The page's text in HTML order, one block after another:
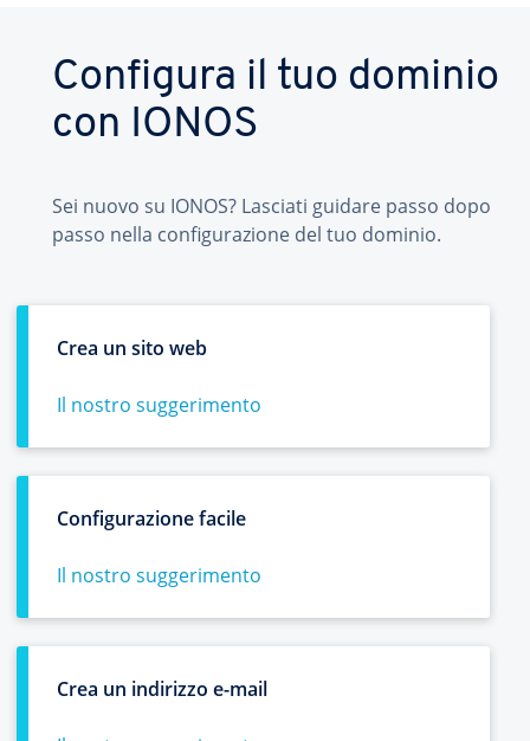
Configura il tuo dominio
con IONOS
Sei nuovo su IONOS? Lasciati guidare passo dopo
passo nella configurazione del tuo dominio.
Crea un sito web
Il nostro suggerimento
Configurazione facile
Il nostro suggerimento
Crea un indirizzo e-mail